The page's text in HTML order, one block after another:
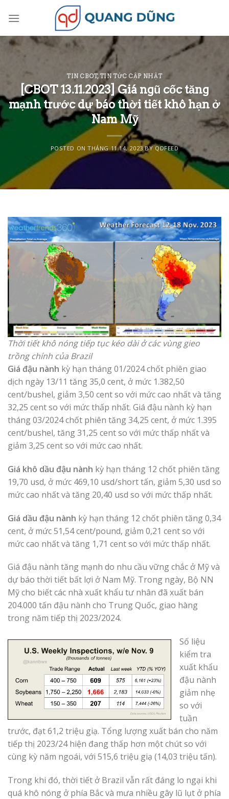
TIN CBOT,TIN TỨC CẬP NHẬT
[CBOT 13.11.2023] Giá ngũ cốc tăng
mạnh trước dự báo thời tiết khô hạn ở
Nam Mỹ
POSTED ONTHÁNG 11 14, 2023BYQDFEED
Thời tiết khô nóng tiếp tục kéo dài ở các vùng gieo
trồng chính của Brazil
Giá đậu nành kỳ hạn tháng 01/2024 chốt phiên giao
dịch ngày 13/11 tăng 35,0 cent, ở mức 1.382,50
cent/bushel, giảm 3,50 cent so với mức cao nhất và tăng
32,25 cent so với mức thấp nhất. Giá đậu nành kỳ hạn
tháng 03/2024 chốt phiên tăng 34,25 cent, ở mức 1.395
cent/bushel, tăng 31,25 cent so với mức thấp nhất và
giảm 3,25 cent so với mức cao nhất.
Giá khô dầu đậu nành kỳ hạn tháng 12 chốt phiên tăng
19,70 usd, ở mức 469,10 usd/short tấn, giảm 5,30 usd so
mức cao nhất và tăng 20,40 usd so với mức thấp nhất.
Giá dầu đậu nành kỳ hạn tháng 12 chốt phiên tăng 0,34
cent, ở mức 51,54 cent/pound, giảm 0,21 cent so với
mức cao nhất và tăng 1,71 cent so với mức thấp nhất.
Giá đậu nành tăng mạnh do nhu cầu vững chắc ở Mỹ và
dự báo thời tiết bất lợi ở Nam Mỹ. Trong ngày, Bộ NN
Mỹ cho biết các nhà xuất khẩu tư nhân đã xuất bán
204.000 tấn đậu nành cho Trung Quốc, giao hàng
trong năm tiếp thị 2023/2024.
Số liệu
kiểm tra
xuất khẩu
đậu nành
giảm nhẹ
so với
tuần
trước, đạt 61,2 triệu giạ. Tổng lượng xuất bán cho năm
tiếp thị 2023/24 hiện đang thấp hơn một chút so với
cùng kỳ năm ngoái, với 515,6 triệu giạ (14,03 triệu tấn).
Trong khi đó, thời tiết ở Brazil vẫn rất đáng lo ngại khi
quá khô nóng ở phía Bắc và mưa nhiều gây lũ lụt ở phía